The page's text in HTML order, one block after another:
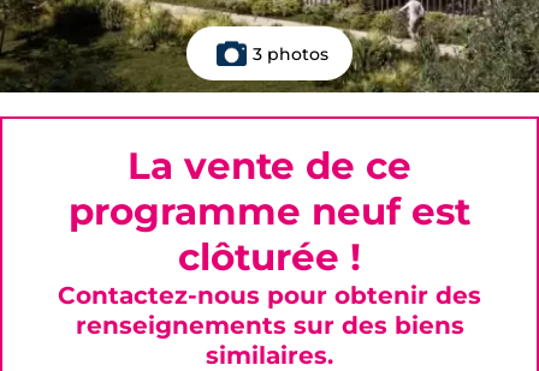
3 photos
La vente de ce
programme neuf est
clôturée !
Contactez-nous pour obtenir des
renseignements sur des biens
similaires.